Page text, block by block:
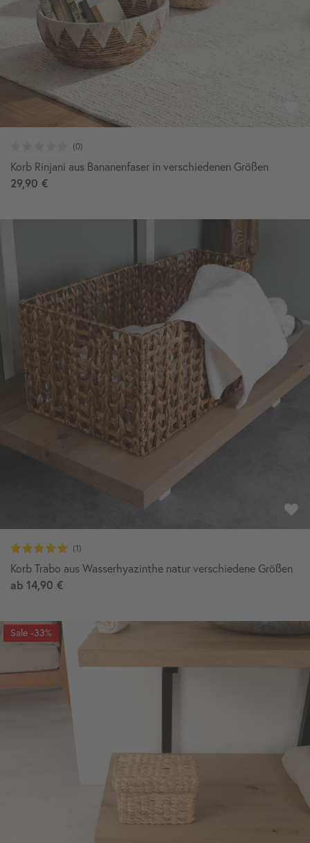
Korb Rinjani aus Bananenfaser in verschiedenen Größen
29,90 €
Korb Trabo aus Wasserhyazinthe natur verschiedene Größen
ab 14,90 €
-33%